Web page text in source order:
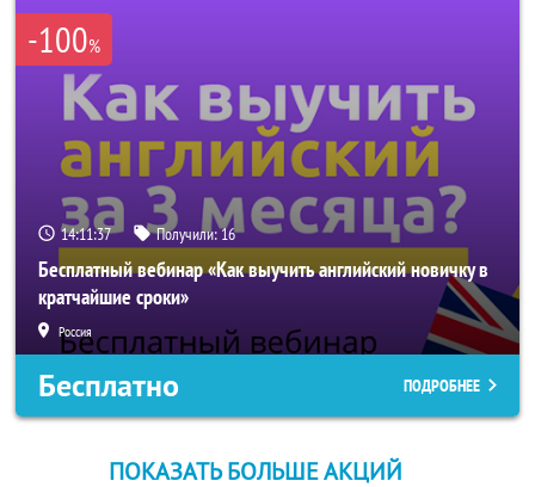
-100%
14:11:37 Получили:16
Бесплатный вебинар «Как выучить английский новичку в
кратчайшие сроки»
Россия
Бесплатно ПОДРОБНЕЕ
ПОКАЗАТЬ БОЛЬШЕ АКЦИЙ